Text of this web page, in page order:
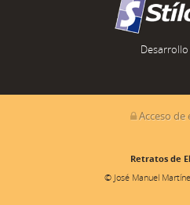
Acceso de
Retratos de
© José Manuel